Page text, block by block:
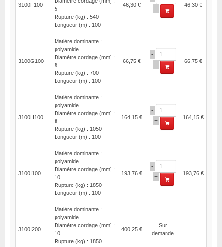
3100F100
5
Rupture (kg) : 540
Longueur (m) : 100
46,30 €
+
46,30 €
3100G100
Matière dominante :
polyamide
Diamètre cordage (mm) :
6
Rupture (kg) : 700
Longueur (m) : 100
66,75 €
-
+
66,75 €
3100H100
Matière dominante :
polyamide
Diamètre cordage (mm) :
8
Rupture (kg) : 1050
Longueur (m) : 100
164,15 €
-
+
164,15 €
3100I100
Matière dominante :
polyamide
Diamètre cordage (mm) :
10
Rupture (kg) : 1850
Longueur (m) : 100
193,76 €
-
+
193,76 €
3100I200
Matière dominante :
polyamide
Diamètre cordage (mm) :
10
Rupture (kg) : 1850
400,25 €
Sur
demande